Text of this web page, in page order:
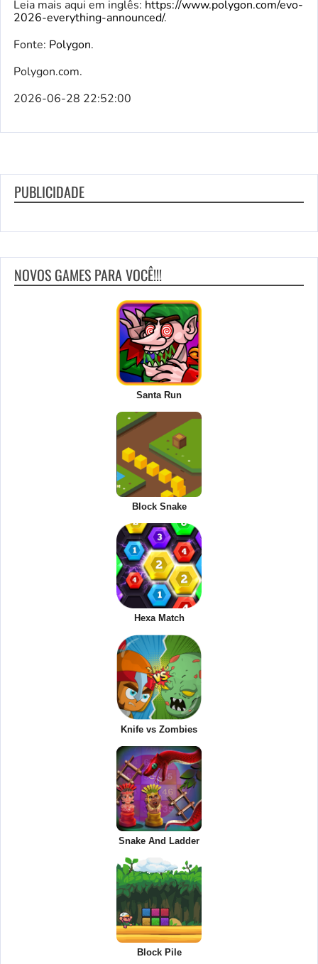
Leia mais aqui em inglês: https://www.polygon.com/evo-
2026-everything-announced/.
Fonte: Polygon.
Polygon.com.
2026-06-28 22:52:00
PUBLICIDADE
NOVOS GAMES PARA VOCÊ!!!
Santa Run
Block Snake
Hexa Match
Knife vs Zombies
Snake And Ladder
Block Pile